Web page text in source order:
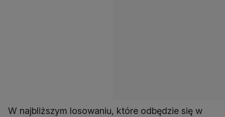
W najbliższym losowaniu, które odbędzie się w